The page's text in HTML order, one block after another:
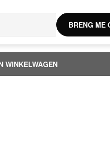
BRENG ME
WINKELWAGEN